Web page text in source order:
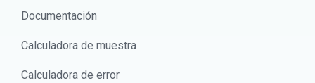
Documentación
Calculadora de muestra
Calculadora de error